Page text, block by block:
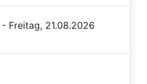
Freitag, 21.08.2026